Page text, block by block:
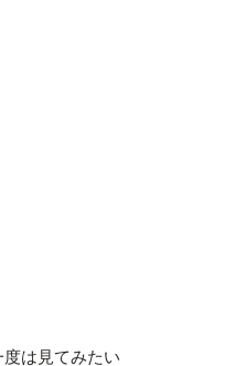
度は見てみたい